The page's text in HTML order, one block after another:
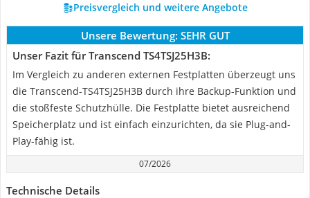
Preisvergleich und weitere Angebote
Unsere Bewertung: SEHR GUT
Unser Fazit für Transcend TS4TSJ25H3B:
Im Vergleich zu anderen externen Festplatten überzeugt uns
die Transcend-TS4TSJ25H3B durch ihre Backup-Funktion und
die stoßfeste Schutzhülle. Die Festplatte bietet ausreichend
Speicherplatz und ist einfach einzurichten, da sie Plug-and-
Play-fähig ist.
07/2026
Technische Details